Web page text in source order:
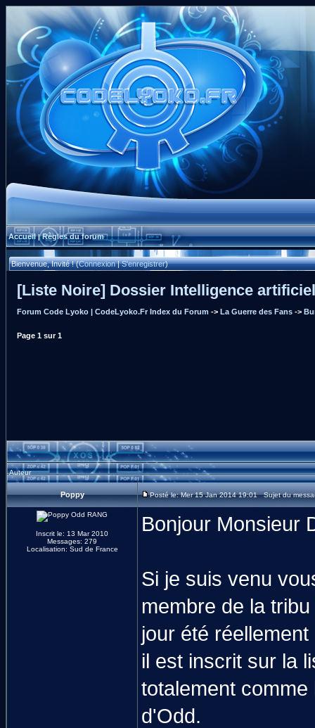
Accueil|Règles du forum
Bienvenue, Invité ! (Connexion|S'enregistrer)
[Liste Noire] Dossier Intelligence
Forum Code Lyoko | CodeLyoko.Fr Index du Forum -> La Guerre des Fans ->
Page 1 sur1
Auteur
Poppy Posté le: Mer 15 Jan 2014 19:01 Sujet du
Inscrit le: 13 Mar 2010
Messages: 279
Localisation: Sud de France
Bonjour Monsieur
Si je suis venu
membre de la
jour été
il est inscrit sur la
totalement
d'Odd.